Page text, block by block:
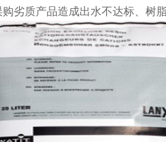
劣质产品造成出水不达标、树